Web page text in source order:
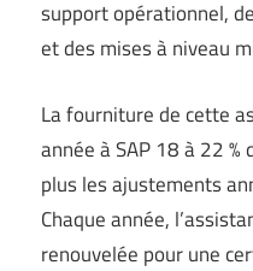
support opérationnel,
et des mises à niveau
La fourniture de cette
année à SAP 18 à 22
plus les ajustements
Chaque année,
renouvelée pour une